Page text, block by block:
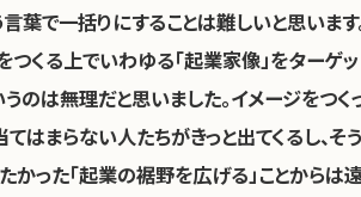
言葉で一括りにすることは難しいと思います
つくる上でいわゆる「起業家像」をターゲ
のは無理だと思いました。イメージをつく
てはまらない人たちがきっと出てくるし、そう
かった「起業の裾野を広げる」ことからは